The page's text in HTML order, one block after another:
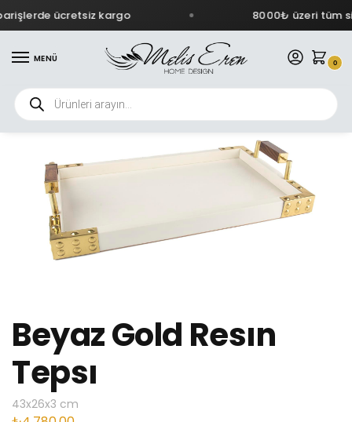
ücretsiz kargo 8000₺ üzeri tüm
MENÜ 0
Beyaz Gold Resın
Tepsı
43x26x3 cm